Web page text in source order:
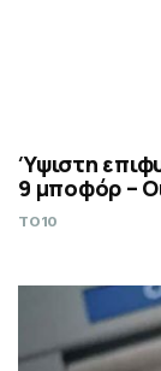
Ύψιστη
9 μποφόρ –
TO10